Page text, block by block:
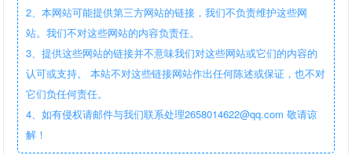
2、本网站可能提供第三方网站的链接，我们不负责维护这些网
站。我们不对这些网站的内容负责任。
3、提供这些网站的链接并不意味我们对这些网站或它们的内容的
认可或支持。 本站不对这些链接网站作出任何陈述或保证，也不对
它们负任何责任。
4、如有侵权请邮件与我们联系处理2658014622@qq.com 敬请谅
解！